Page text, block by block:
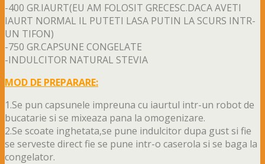
-400 GR.IAURT(EU AM FOLOSIT GRECESC.DACA AVETI
IAURT NORMAL IL PUTETI LASA PUTIN LA SCURS INTR-
UN TIFON)
-750 GR.CAPSUNE CONGELATE
-INDULCITOR NATURAL STEVIA
MOD DE PREPARARE:
1.Se pun capsunele impreuna cu iaurtul intr-un robot de
bucatarie si se mixeaza pana la omogenizare.
2.Se scoate inghetata,se pune indulcitor dupa gust si fie
se serveste direct fie se pune intr-o caserola si se baga la
congelator.